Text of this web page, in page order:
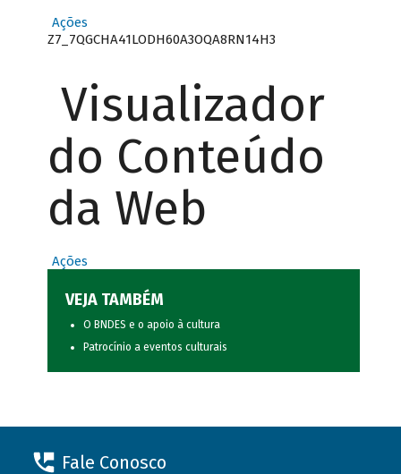
Ações
Z7_7QGCHA41LODH60A3OQA8RN14H3
Visualizador
do Conteúdo
da Web
Ações
VEJA TAMBÉM
O BNDES e o apoio à cultura
Patrocínio a eventos culturais
Fale Conosco